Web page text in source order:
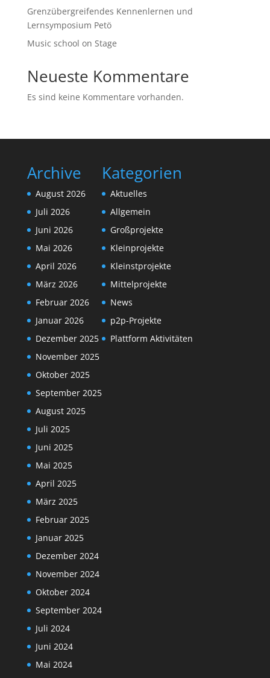
Grenzübergreifendes Kennenlernen und
Lernsymposium Petö
Music school on Stage
Neueste Kommentare
Es sind keine Kommentare vorhanden.
Archive
August 2026
Juli 2026
Juni 2026
Mai 2026
April 2026
März 2026
Februar 2026
Januar 2026
Dezember 2025
November 2025
Oktober 2025
September 2025
August 2025
Juli 2025
Juni 2025
Mai 2025
April 2025
März 2025
Februar 2025
Januar 2025
Dezember 2024
November 2024
Oktober 2024
September 2024
Juli 2024
Juni 2024
Mai 2024
Kategorien
Aktuelles
Allgemein
Großprojekte
Kleinprojekte
Kleinstprojekte
Mittelprojekte
News
p2p-Projekte
Plattform Aktivitäten